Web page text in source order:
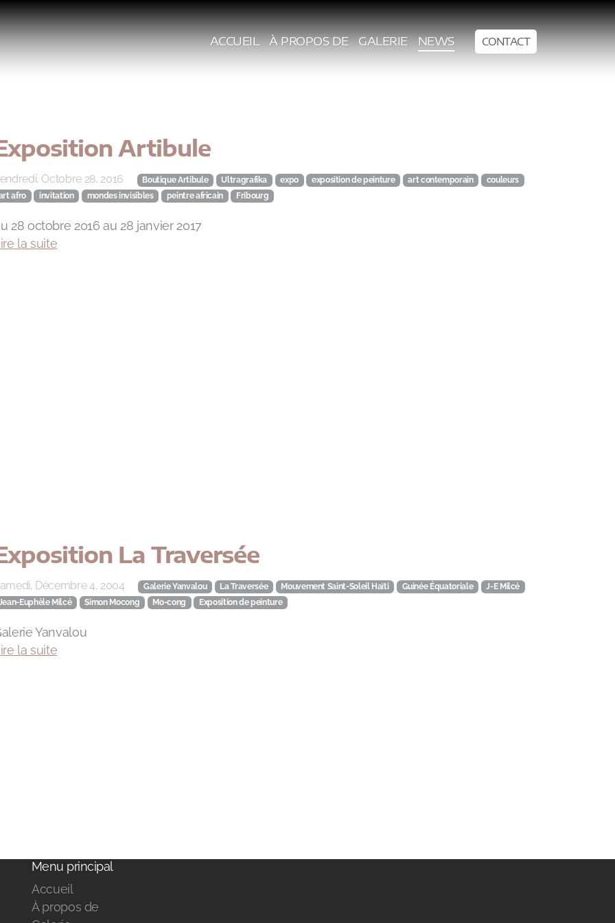
ACCUEIL À PROPOS DE GALERIE NEWS CONTACT
Artibule
Octobre 28, 2016 Boutique Artibule Ultragrafika expo exposition de peinture art contemporain
couleurs
afro
invitation mondes invisibles peintre africain Fribourg
28 octobre 2016 au 28 janvier 2017
la suite
La Traversée
Décembre 4, 2004 Galerie Yanvalou La Traversée Mouvement Saint-Soleil Haïti Guinée Équatoriale
J-E Milcé
Euphèle Milcé
Simon Mocong Mo-cong Exposition de peinture
Yanvalou
la suite
Menu principal
Accueil
À propos de